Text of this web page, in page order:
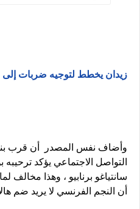
زيدان يخطط لتوجيه ضربات إلى
وأضاف نفس المصدر أن قرب
التواصل الاجتماعي يؤكد
سانتياغو برنابيو ، وهذا مخالف
أن النجم الفرنسي لا يريد ضم